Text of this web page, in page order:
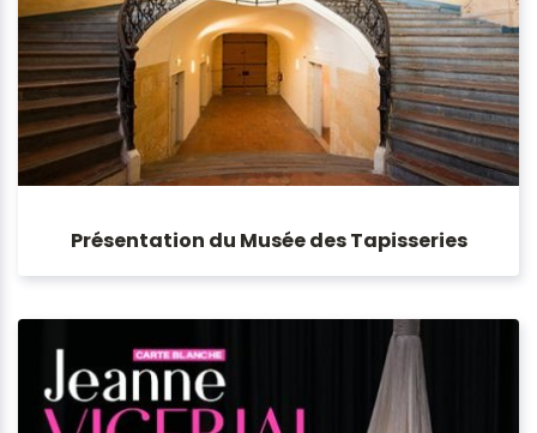
Présentation du Musée des Tapisseries